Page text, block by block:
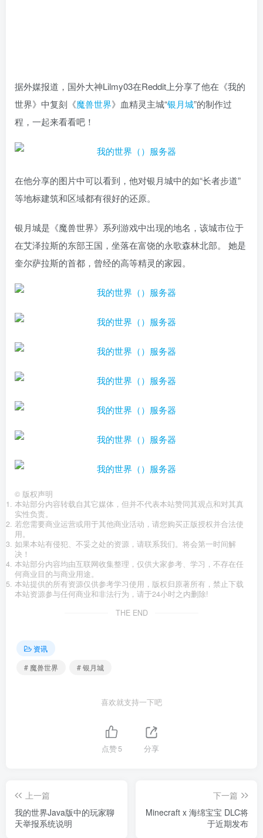
据外媒报道，国外大神Lilmy03在Reddit上分享了他在《我的
世界》中复刻《魔兽世界》血精灵主城“银月城”的制作过
程，一起来看看吧！
在他分享的图片中可以看到，他对银月城中的如“长者步道”
等地标建筑和区域都有很好的还原。
银月城是《魔兽世界》系列游戏中出现的地名，该城市位于
在艾泽拉斯的东部王国，坐落在富饶的永歌森林北部。 她是
奎尔萨拉斯的首都，曾经的高等精灵的家园。
© 版权声明
本站部分内容转载自其它媒体，但并不代表本站赞同其观点和对其真
实性负责。
若您需要商业运营或用于其他商业活动，请您购买正版授权并合法使
用。
如果本站有侵犯、不妥之处的资源，请联系我们。将会第一时间解
决！
本站部分内容均由互联网收集整理，仅供大家参考、学习，不存在任
何商业目的与商业用途。
本站提供的所有资源仅供参考学习使用，版权归原著所有，禁止下载
本站资源参与任何商业和非法行为，请于24小时之内删除!
THE END
资讯
# 魔兽世界
# 银月城
喜欢就支持一下吧
点赞5 分享
上一篇
我的世界Java版中的玩家聊
天举报系统说明
下一篇
Minecraft x 海绵宝宝 DLC将
于近期发布